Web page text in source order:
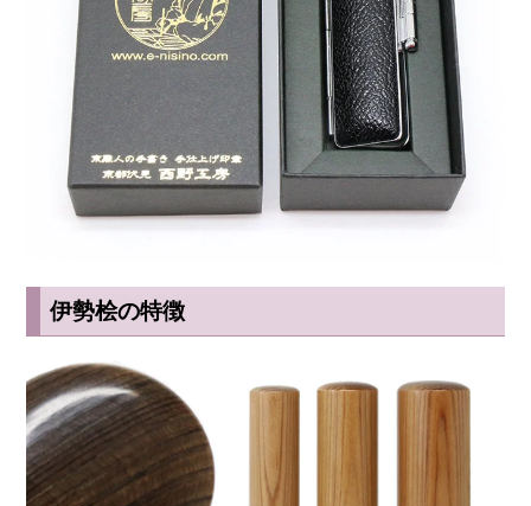
伊勢桧の特徴